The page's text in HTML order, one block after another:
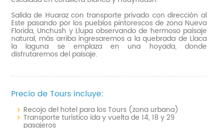
Salida de Huaraz con transporte privado con dirección al
Este pasando por los pueblos pintorescos de zona Nueva
Florida, Unchush y Llupa observando de hermoso paisaje
natural, más arriba ingresaremos a la quebrada de Llaca
la laguna se emplaza en una hoyada, donde
disfrutaremos del paisaje.
Precio de Tours incluye:
Recojo del hotel para los Tours (zona urbana)
Transporte turístico ida y vuelta de 14, 18 y 29
pasajeros